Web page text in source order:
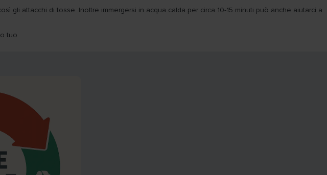
attacchi di tosse. Inoltre immergersi in acqua calda per circa 10-15 minuti può anche aiutarci a
tuo.